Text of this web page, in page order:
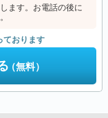
ます。お電話の後に
ております
（無料）